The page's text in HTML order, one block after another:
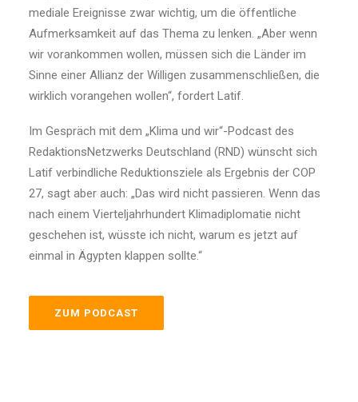
mediale Ereignisse zwar wichtig, um die öffentliche
Aufmerksamkeit auf das Thema zu lenken. „Aber wenn
wir vorankommen wollen, müssen sich die Länder im
Sinne einer Allianz der Willigen zusammenschließen, die
wirklich vorangehen wollen“, fordert Latif.
Im Gespräch mit dem „Klima und wir“-Podcast des
RedaktionsNetzwerks Deutschland (RND) wünscht sich
Latif verbindliche Reduktionsziele als Ergebnis der COP
27, sagt aber auch: „Das wird nicht passieren. Wenn das
nach einem Vierteljahrhundert Klimadiplomatie nicht
geschehen ist, wüsste ich nicht, warum es jetzt auf
einmal in Ägypten klappen sollte.“
ZUM PODCAST